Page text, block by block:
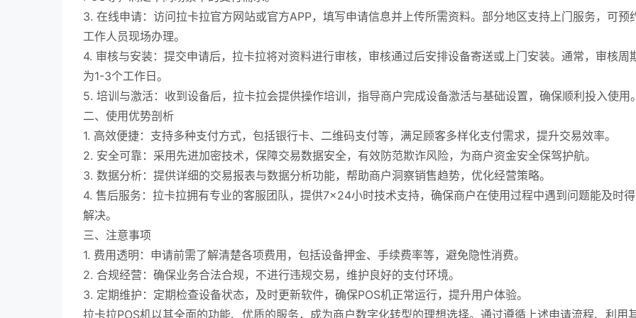
3. 在线申请：访问拉卡拉官方网站或官方APP，填写申请信息并上传所需资料。部分地区支持上门服务，可预
工作人员现场办理。
4. 审核与安装：提交申请后，拉卡拉将对资料进行审核，审核通过后安排设备寄送或上门安装。通常，审核周
为1-3个工作日。
5. 培训与激活：收到设备后，拉卡拉会提供操作培训，指导商户完成设备激活与基础设置，确保顺利投入使用。
二、使用优势剖析
1. 高效便捷：支持多种支付方式，包括银行卡、二维码支付等，满足顾客多样化支付需求，提升交易效率。
2. 安全可靠：采用先进加密技术，保障交易数据安全，有效防范欺诈风险，为商户资金安全保驾护航。
3. 数据分析：提供详细的交易报表与数据分析功能，帮助商户洞察销售趋势，优化经营策略。
4. 售后服务：拉卡拉拥有专业的客服团队，提供7×24小时技术支持，确保商户在使用过程中遇到问题能及时得
解决。
三、注意事项
1. 费用透明：申请前需了解清楚各项费用，包括设备押金、手续费率等，避免隐性消费。
2. 合规经营：确保业务合法合规，不进行违规交易，维护良好的支付环境。
3. 定期维护：定期检查设备状态，及时更新软件，确保POS机正常运行，提升用户体验。
拉卡拉POS机以其全面的功能、优质的服务，成为商户数字化转型的理想选择。通过遵循上述申请流程、利用